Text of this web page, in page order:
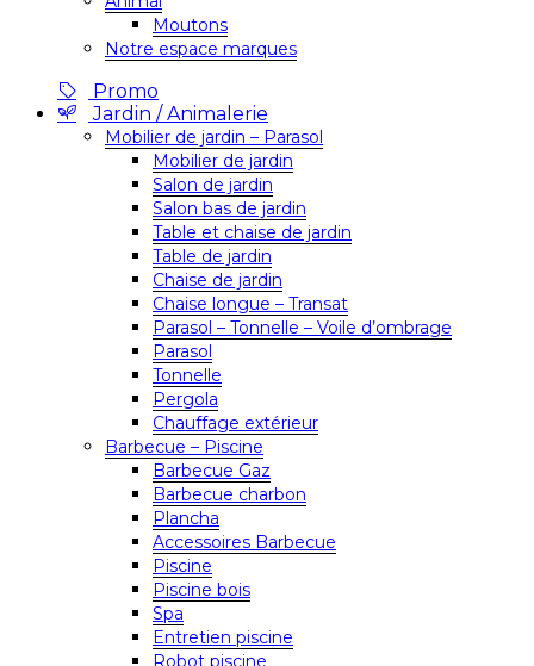
Moutons
Notre espace marques
Promo
Jardin / Animalerie
Mobilier de jardin – Parasol
Mobilier de jardin
Salon de jardin
Salon bas de jardin
Table et chaise de jardin
Table de jardin
Chaise de jardin
Chaise longue – Transat
Parasol – Tonnelle – Voile d’ombrage
Parasol
Tonnelle
Pergola
Chauffage extérieur
Barbecue – Piscine
Barbecue Gaz
Barbecue charbon
Plancha
Accessoires Barbecue
Piscine
Piscine bois
Spa
Entretien piscine
Robot piscine